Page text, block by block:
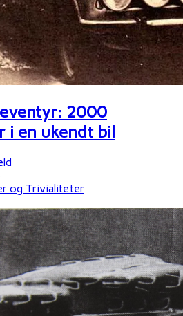
2000
i en ukendt bil
og Trivialiteter